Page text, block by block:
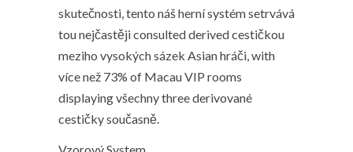
skutečnosti, tento náš herní systém setrvává
tou nejčastěji consulted derived cestičkou
meziho vysokých sázek Asian hráči, with
více než 73% of Macau VIP rooms
displaying všechny three derivované
cestičky současně.